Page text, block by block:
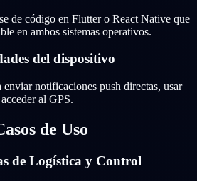
de código en Flutter o React Native que
en ambos sistemas operativos.
del dispositivo
notificaciones push directas, usar
al GPS.
de Uso
de Logística y Control